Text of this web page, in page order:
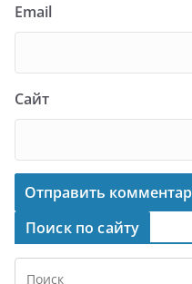
Email
Сайт
Поиск по сайту